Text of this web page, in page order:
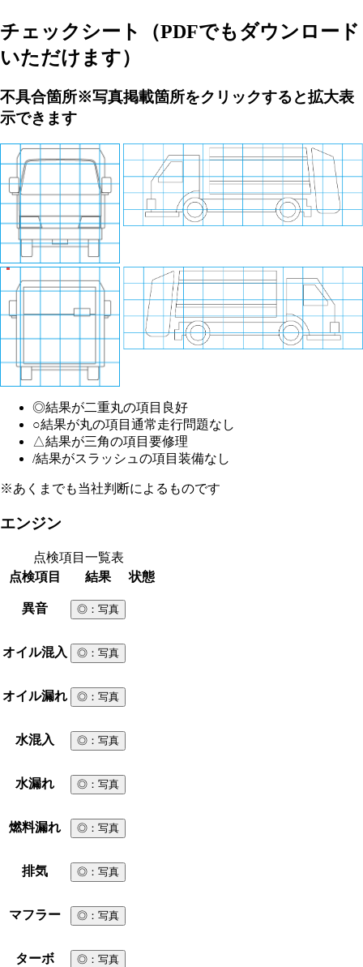
チェックシート
（PDFでもダウンロード
いただけます）
不具合箇所※写真掲載箇所をクリックすると拡大表
示できます
◎結果が二重丸の項目 良好
○結果が丸の項目 通常走行問題なし
△結果が三角の項目 要修理
/結果がスラッシュの項目 装備なし
※あくまでも当社判断によるものです
エンジン
点検項目一覧表
点検項目
結果 状態
異音 ◎ ：写真
オイル混入 ◎ ：写真
オイル漏れ ◎ ：写真
水混入 ◎ ：写真
水漏れ ◎ ：写真
燃料漏れ ◎ ：写真
排気 ◎ ：写真
マフラー ◎ ：写真
ターボ ◎ ：写真